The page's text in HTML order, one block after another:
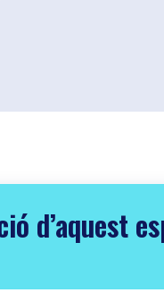
d’aquest